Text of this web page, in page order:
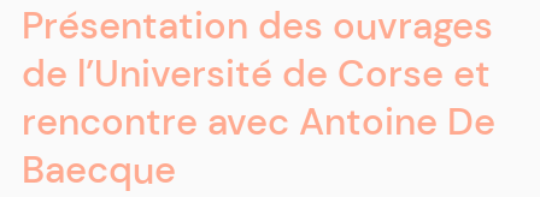
Présentation des ouvrages
de l’Université de Corse et
rencontre avec Antoine De
Baecque